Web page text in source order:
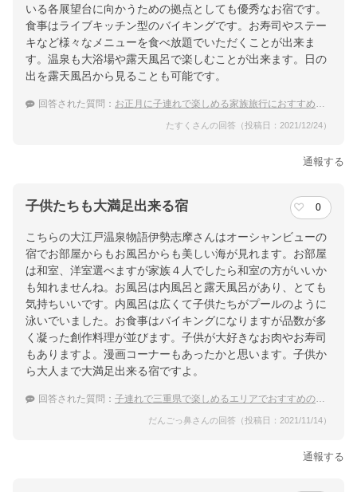
いる各展望台に向かうための拠点としても優秀なお宿です。
食事はライブキッチン型のバイキングです。お寿司やステー
キなど様々なメニューを食べ放題でいただくことが出来ま
す。温泉も大浴場や露天風呂で楽しむことが出来ます。日の
出を露天風呂から見ることも可能です。
回答された質問： お正月に子連れで楽しめる家族旅行におすすめの温泉宿はどこ？
たすくさんの回答（投稿日：2021/12/24）
通報する
子供たちも大満足出来る宿 0
こちらの大江戸温泉物語伊勢志摩さんはオーシャンビューの
宿でお部屋からもお風呂からも美しい海が見れます。お部屋
は和室、洋室選べますが家族４人でしたら和室の方がいいか
も知れませんね。お風呂は内風呂と露天風呂があり、とても
気持ちいいです。内風呂は広くて子供たちがプールのように
泳いでいました。お食事はバイキングになりますが品数が多
く凝った創作料理が並びます。子供が大好きなお肉やお寿司
もありますよ。漫画コーナーもあったかと思います。子供か
ら大人まで大満足出来る宿ですよ。
回答された質問： 子連れで三重県で楽しめるエリアでおすすめの温泉宿を教えてください。
だんごっ鼻さんの回答（投稿日：2021/11/14）
通報する